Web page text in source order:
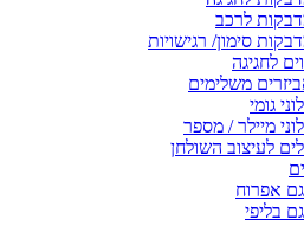
לרכב
סימון/ רגישויות
לחגיגה
משלימים
גומי
מיילר / מספר
לעיצוב השולחן
אפרוח
בליפי